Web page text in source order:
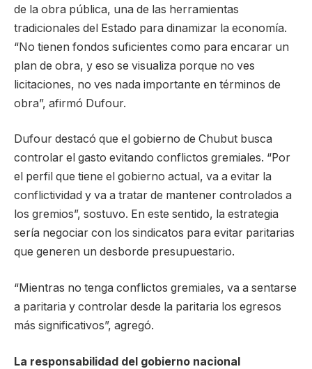
de la obra pública, una de las herramientas
tradicionales del Estado para dinamizar la economía.
“No tienen fondos suficientes como para encarar un
plan de obra, y eso se visualiza porque no ves
licitaciones, no ves nada importante en términos de
obra”, afirmó Dufour.
Dufour destacó que el gobierno de Chubut busca
controlar el gasto evitando conflictos gremiales. “Por
el perfil que tiene el gobierno actual, va a evitar la
conflictividad y va a tratar de mantener controlados a
los gremios”, sostuvo. En este sentido, la estrategia
sería negociar con los sindicatos para evitar paritarias
que generen un desborde presupuestario.
“Mientras no tenga conflictos gremiales, va a sentarse
a paritaria y controlar desde la paritaria los egresos
más significativos”, agregó.
La responsabilidad del gobierno nacional